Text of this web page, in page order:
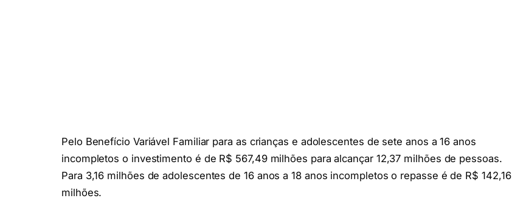
Pelo Benefício Variável Familiar para as crianças e adolescentes de sete anos a 16 anos
incompletos o investimento é de R$ 567,49 milhões para alcançar 12,37 milhões de pessoas.
Para 3,16 milhões de adolescentes de 16 anos a 18 anos incompletos o repasse é de R$ 142,16
milhões.